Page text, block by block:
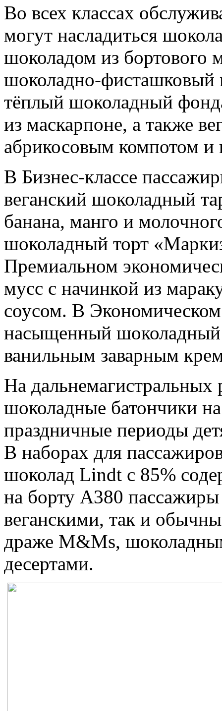
Во всех классах
могут насладиться
шоколадом из бортового
шоколадно-фисташковый
тёплый шоколадный
из маскарпоне, а также
абрикосовым компотом
В Бизнес-классе
веганский шоколадный
банана, манго и
шоколадный торт
Премиальном
мусс с начинкой из
соусом. В Экономическом
насыщенный шоколадный
ванильным заварным
На
шоколадные батончики
праздничные периоды
В наборах для
шоколад Lindt с 85%
на борту A380 пассажиры
веганскими, так и
драже M&Ms,
десертами.